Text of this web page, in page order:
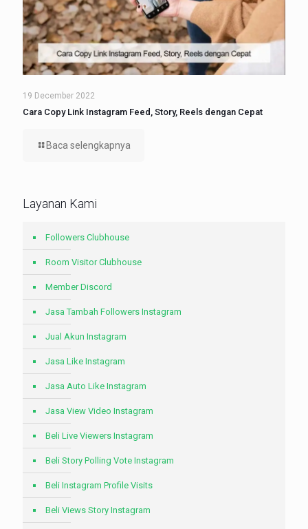
19 December 2022
Cara Copy Link Instagram Feed, Story, Reels dengan Cepat
Baca selengkapnya
Layanan Kami
Followers Clubhouse
Room Visitor Clubhouse
Member Discord
Jasa Tambah Followers Instagram
Jual Akun Instagram
Jasa Like Instagram
Jasa Auto Like Instagram
Jasa View Video Instagram
Beli Live Viewers Instagram
Beli Story Polling Vote Instagram
Beli Instagram Profile Visits
Beli Views Story Instagram